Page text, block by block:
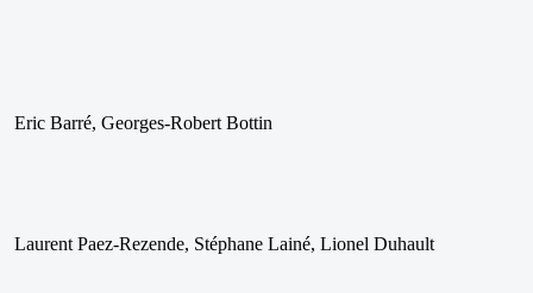
Eric Barré, Georges-Robert Bottin
Laurent Paez-Rezende, Stéphane Lainé, Lionel Duhault